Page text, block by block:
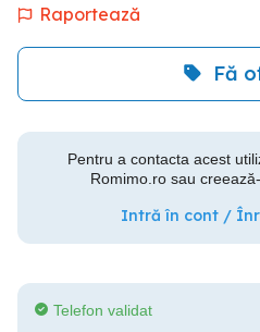
Raportează
Fă
Pentru a contacta acest
Romimo.ro sau
Intră în cont /
Telefon validat